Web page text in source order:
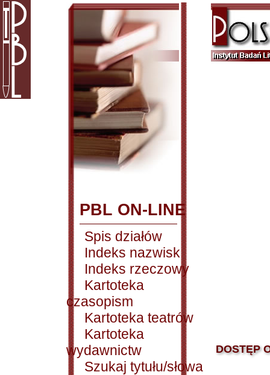
PBL ON-LINE
Spis działów
Indeks nazwisk
Indeks rzeczowy
Kartoteka
czasopism
Kartoteka teatrów
Kartoteka
wydawnictw
Szukaj tytułu/słowa
DOSTĘP